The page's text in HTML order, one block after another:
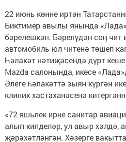
22 июнь көнне иртән
Биктимер авылы янында
бәрелешкән. Бәрелүдән соң чит
автомобиль юл читенә төшеп
Һәлакәт нәтиҗәсендә дүрт
Mazda салонында, икесе
Әлеге һәлакәттә зыян күргән
клиник хастаханәсенә
«72 яшьлек ирне санитар
алып килделәр, ул авыр хәлдә,
җәрәхәтләнгән. Хәзерге